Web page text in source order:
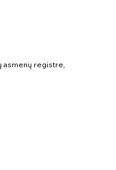
asmenų registre,